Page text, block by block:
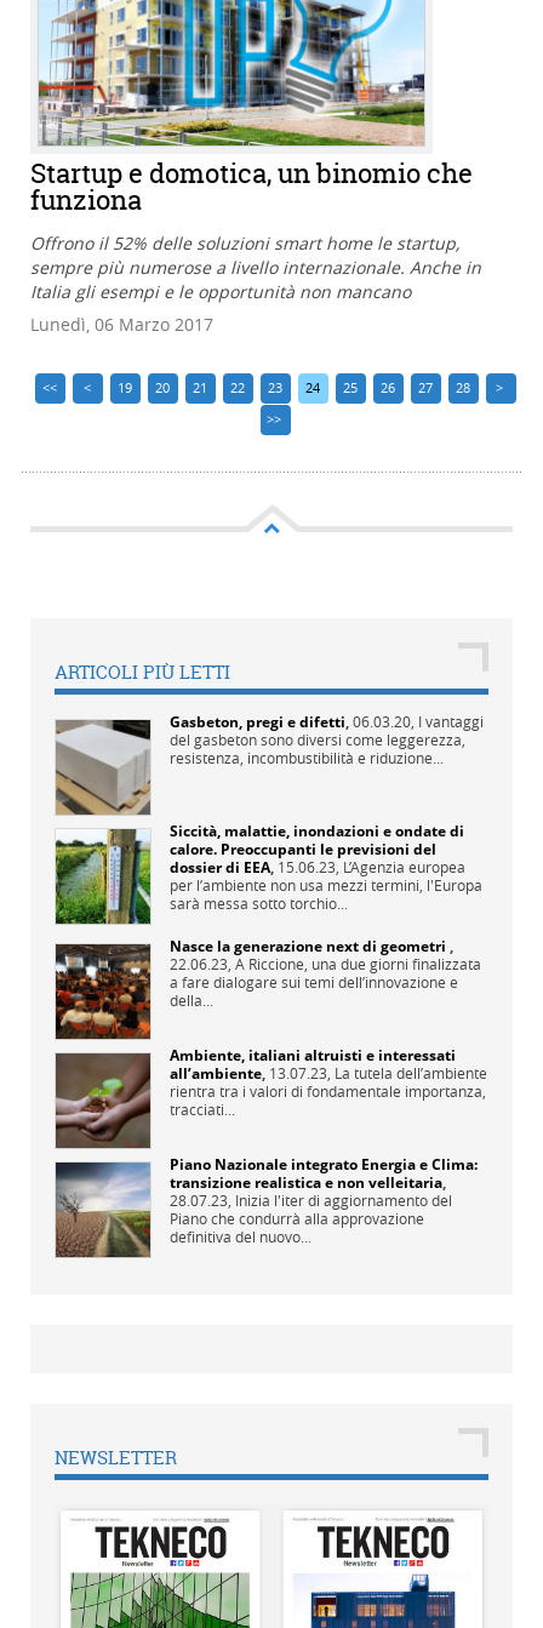
Startup e domotica, un binomio che
funziona
Offrono il 52% delle soluzioni smart home le startup,
sempre più numerose a livello internazionale. Anche in
Italia gli esempi e le opportunità non mancano
Lunedì, 06 Marzo 2017
<< < 19 20 21 22 23 24 25 26 27 28
>
>>
ARTICOLI PIÙ LETTI
Gasbeton, pregi e difetti,06.03.20, I vantaggi
del gasbeton sono diversi come leggerezza,
resistenza, incombustibilità e riduzione...
Siccità, malattie, inondazioni e ondate di
calore. Preoccupanti le previsioni del
dossier di EEA, 15.06.23, L’Agenzia europea
per l’ambiente non usa mezzi termini, l'Europa
sarà messa sotto torchio...
Nasce la generazione next di geometri ,
22.06.23, A Riccione, una due giorni finalizzata
a fare dialogare sui temi dell’innovazione e
della...
Ambiente, italiani altruisti e interessati
all’ambiente, 13.07.23, La tutela dell’ambiente
rientra tra i valori di fondamentale importanza,
tracciati...
Piano Nazionale integrato Energia e Clima:
transizione realistica e non velleitaria,
28.07.23, Inizia l'iter di aggiornamento del
Piano che condurrà alla approvazione
definitiva del nuovo...
NEWSLETTER